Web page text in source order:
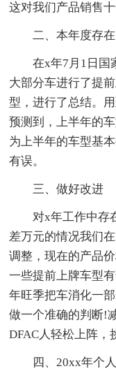
这对我们产品销售十
二、本年度存
在x年7月1日国
大部分车进行了提
型，进行了总结。
预测到，上半年的
为上半年的车型基
有误。
三、做好改进
对x年工作中存
差万元的情况我们
调整，现在的产品
一些提前上牌车型
年旺季把车消化一
做一个准确的判断!
DFAC人轻松上阵，
四、20xx年个